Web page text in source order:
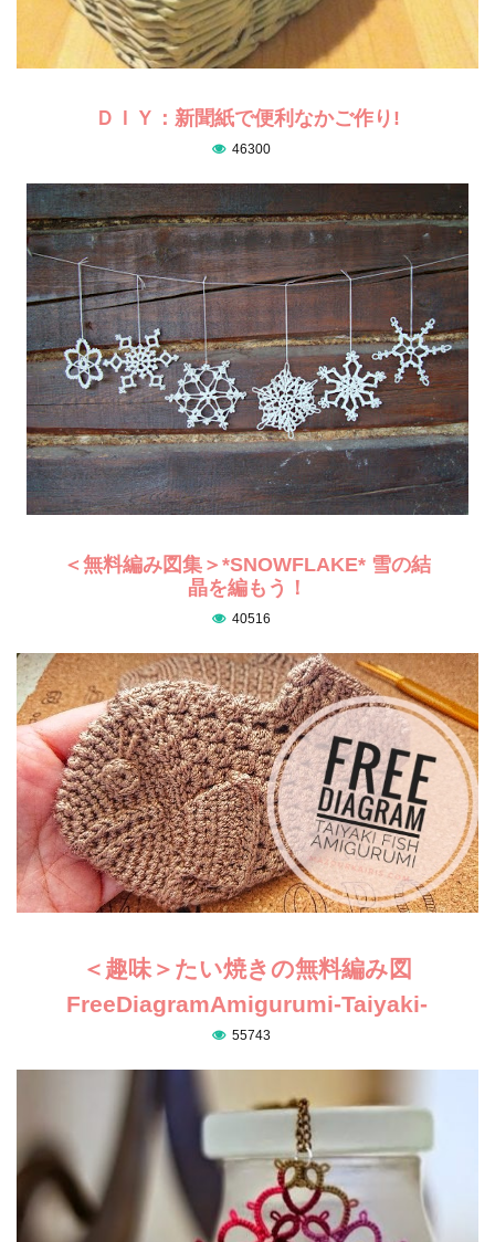
ＤＩＹ：新聞紙で便利なかご作り!
46300
＜無料編み図集＞*SNOWFLAKE* 雪の結
晶を編もう！
40516
＜趣味＞たい焼きの無料編み図
FreeDiagramAmigurumi-Taiyaki-
55743